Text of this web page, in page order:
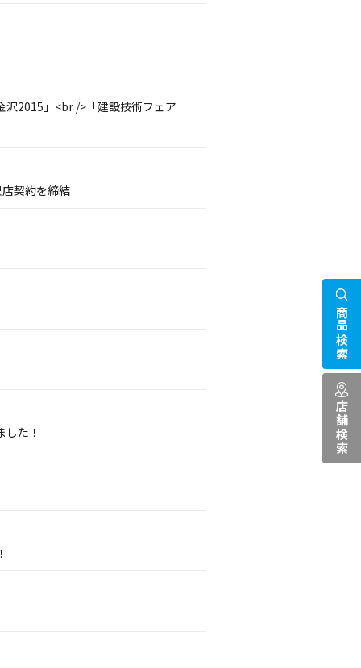
2015」<br />「建設技術フェア
契約を締結
た！
商品検索
店舗検索